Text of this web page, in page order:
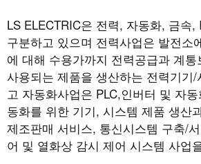
LS ELECTRIC은 전력, 자동화, 금속,
구분하고 있으며 전력사업은 발전소
에 대해 수용가까지 전력공급과 계
사용되는 제품을 생산하는 전력기기
고 자동화사업은 PLC,인버터 및 자
동화를 위한 기기, 시스템 제품 생산
제조판매 서비스, 통신시스템 구축/
어 및 열화상 감시 제어 시스템 사업